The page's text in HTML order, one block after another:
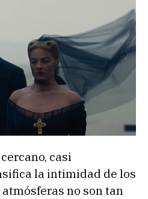
casi
la intimidad de los
no son tan